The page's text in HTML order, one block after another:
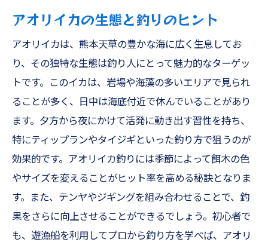
アオリイカの生態と釣りのヒント
アオリイカは、熊本天草の豊かな海に広く生息してお
り、その独特な生態は釣り人にとって魅力的なターゲッ
トです。このイカは、岩場や海藻の多いエリアで見られ
ることが多く、日中は海底付近で休んでいることがあり
ます。夕方から夜にかけて活発に動き出す習性を持ち、
特にティップランやタイジギといった釣り方で狙うのが
効果的です。アオリイカ釣りには季節によって餌木の色
やサイズを変えることがヒット率を高める秘訣となりま
す。また、テンヤやジギングを組み合わせることで、釣
果をさらに向上させることができるでしょう。初心者で
も、遊漁船を利用してプロから釣り方を学べば、アオリ